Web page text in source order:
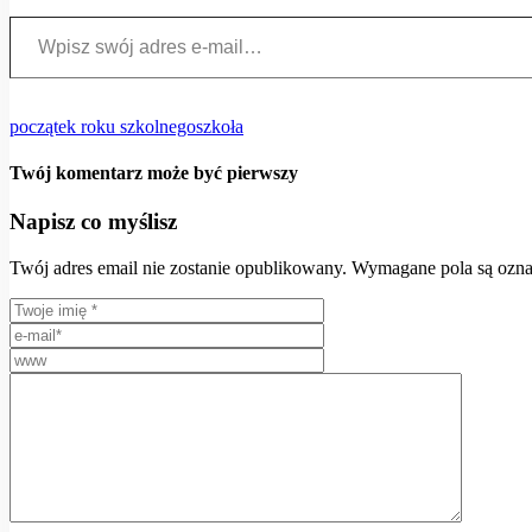
Wpisz swój adres e-mail…
początek roku szkolnegoszkoła
Twój komentarz może być pierwszy
Napisz co myślisz
Twój adres email nie zostanie opublikowany. Wymagane pola są